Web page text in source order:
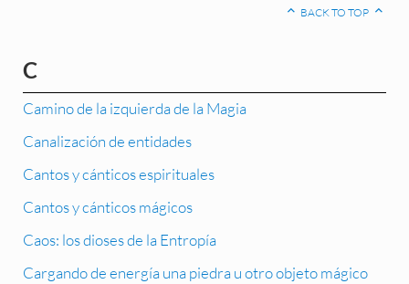
BACK TO TOP
C
Camino de la izquierda de la Magia
Canalización de entidades
Cantos y cánticos espirituales
Cantos y cánticos mágicos
Caos: los dioses de la Entropía
Cargando de energía una piedra u otro objeto mágico